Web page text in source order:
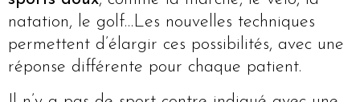
natation, le golf…Les nouvelles techniques
permettent d’élargir ces possibilités, avec une
réponse différente pour chaque patient.